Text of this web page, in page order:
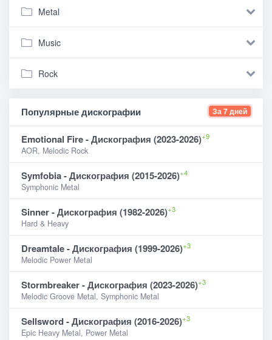
Metal
Music
Rock
Популярные дискографии За 7 дней
Emotional Fire - Дискография (2023-2026)+9
AOR, Melodic Rock
Symfobia - Дискография (2015-2026)+4
Symphonic Metal
Sinner - Дискография (1982-2026)+3
Hard & Heavy
Dreamtale - Дискография (1999-2026)+3
Melodic Power Metal
Stormbreaker - Дискография (2023-2026)+3
Melodic Groove Metal, Symphonic Metal
Sellsword - Дискография (2016-2026)+3
Epic Heavy Metal, Power Metal